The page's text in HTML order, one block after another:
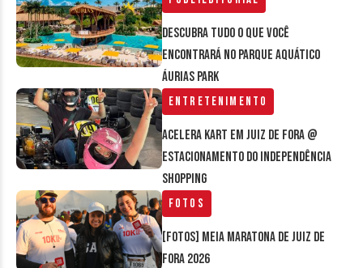
Descubra tudo o que você
encontrará no parque aquático
Áurias Park
Entretenimento
Acelera Kart em Juiz de Fora @
estacionamento do Independência
Shopping
Fotos
[FOTOS] Meia Maratona de Juiz de
Fora 2026